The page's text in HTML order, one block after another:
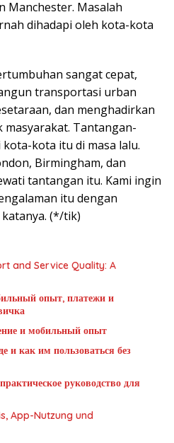
Manchester. Masalah
dihadapi oleh kota-kota
sangat cepat,
transportasi urban
dan menghadirkan
Tantangan-
kota itu di masa lalu.
Birmingham, dan
tantangan itu. Kami ingin
itu dengan
katanya. (*/tik)
and Service Quality: A
опыт, платежи и
и мобильный опыт
и как им пользоваться без
руководство для
App-Nutzung und